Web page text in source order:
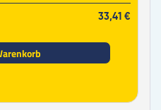
33,41 €